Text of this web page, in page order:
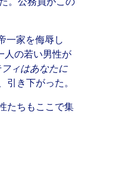
一家を侮辱し
人の若い男性が
ィはあなたに
き下がった。
たちもここで集